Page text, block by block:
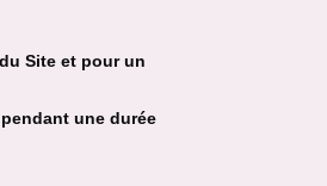
Site et pour un
une durée